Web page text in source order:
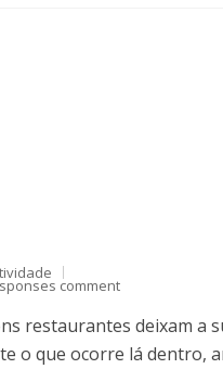
comment
restaurantes deixam a
o que ocorre lá dentro,